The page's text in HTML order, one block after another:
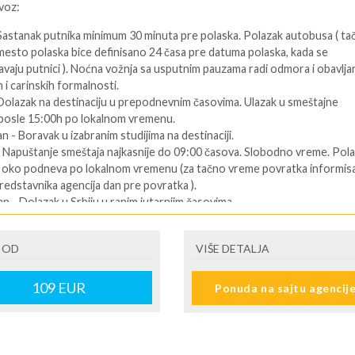
putnika minimum 30 minuta pre polaska. Polazak autobusa (
polaska bice definisano 24 časa pre datuma polaska, kada se
putnici ). Noćna vožnja sa usputnim pauzama radi odmora i
i carinskih formalnosti.
na destinaciju u prepodnevnim časovima. Ulazak u smeštajne
15:00h po lokalnom vremenu.
- Boravak u izabranim studijima na destinaciji.
Napuštanje smeštaja najkasnije do 09:00 časova. Slobodno vreme.
oko podneva po lokalnom vremenu (za tačno vreme povratka
agencija dan pre povratka ).
- Dolazak u Srbiju u ranim jutarnjim časovima.
se nalazi na vuceru koji se preuzima u agenciji ),kako bi putnik
o smestaju ( broj sobe, spratnost ). Ulaz u smeštajne jedinice,
časova u određeni tip smeštaja prema uplaćenoj rezervaciji.
109EUR
VIŠE DETALJA
Ponuda na sajtu